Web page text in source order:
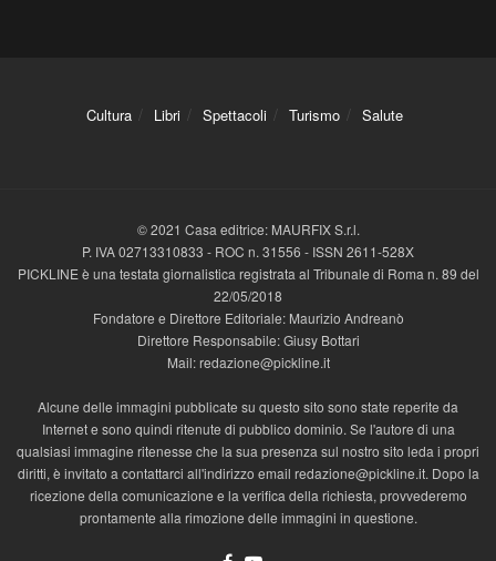
Cultura Libri Spettacoli Turismo Salute
© 2021 Casa editrice: MAURFIX S.r.l.
P. IVA 02713310833 - ROC n. 31556 - ISSN 2611-528X
PICKLINE è una testata giornalistica registrata al Tribunale di Roma n. 89 del
22/05/2018
Fondatore e Direttore Editoriale: Maurizio Andreanò
Direttore Responsabile: Giusy Bottari
Mail: redazione@pickline.it
Alcune delle immagini pubblicate su questo sito sono state reperite da
Internet e sono quindi ritenute di pubblico dominio. Se l'autore di una
qualsiasi immagine ritenesse che la sua presenza sul nostro sito leda i propri
diritti, è invitato a contattarci all'indirizzo email redazione@pickline.it. Dopo la
ricezione della comunicazione e la verifica della richiesta, provvederemo
prontamente alla rimozione delle immagini in questione.